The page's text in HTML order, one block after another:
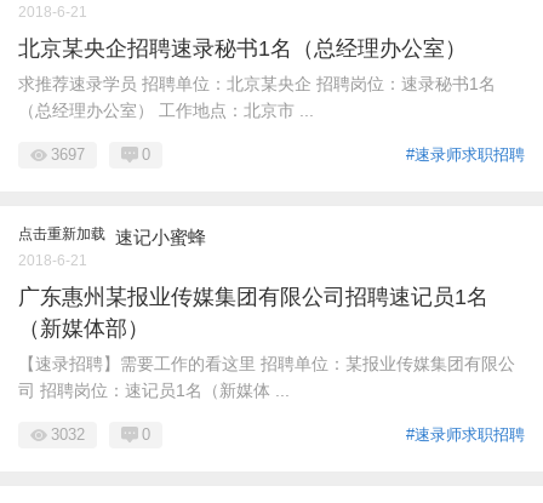
2018-6-21
北京某央企招聘速录秘书1名（总经理办公室）
求推荐速录学员 招聘单位：北京某央企 招聘岗位：速录秘书1名
（总经理办公室） 工作地点：北京市 ...
#速录师求职招聘
3697 0
点击重新加载 速记小蜜蜂
2018-6-21
广东惠州某报业传媒集团有限公司招聘速记员1名
（新媒体部）
【速录招聘】需要工作的看这里 招聘单位：某报业传媒集团有限公
司 招聘岗位：速记员1名（新媒体 ...
#速录师求职招聘
3032 0